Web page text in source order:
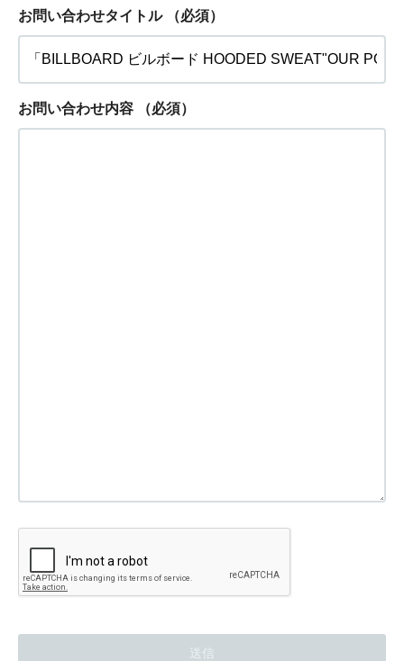
お問い合わせタイトル （必須）
お問い合わせ内容 （必須）